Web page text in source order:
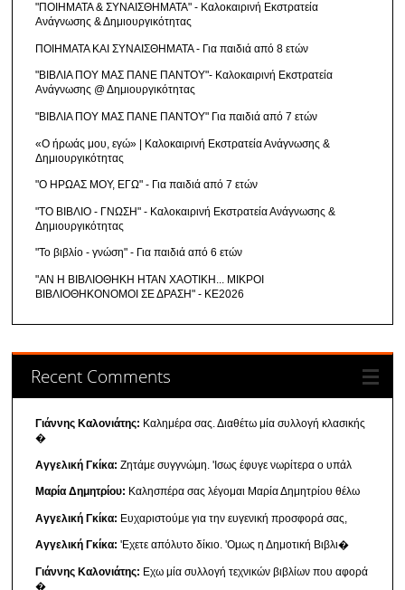
"ΠΟΙΗΜΑΤΑ & ΣΥΝΑΙΣΘΗΜΑΤΑ" - Καλοκαιρινή Εκστρατεία
Ανάγνωσης & Δημιουργικότητας
ΠΟΙΗΜΑΤΑ ΚΑΙ ΣΥΝΑΙΣΘΗΜΑΤΑ - Για παιδιά από 8 ετών
"ΒΙΒΛΙΑ ΠΟΥ ΜΑΣ ΠΑΝΕ ΠΑΝΤΟΥ"- Καλοκαιρινή Εκστρατεία
Ανάγνωσης @ Δημιουργικότητας
"ΒΙΒΛΙΑ ΠΟΥ ΜΑΣ ΠΑΝΕ ΠΑΝΤΟΥ" Για παιδιά από 7 ετών
«Ο ήρωάς μου, εγώ» | Καλοκαιρινή Εκστρατεία Ανάγνωσης &
Δημιουργικότητας
"Ο ΗΡΩΑΣ ΜΟΥ, ΕΓΩ" - Για παιδιά από 7 ετών
"ΤΟ ΒΙΒΛΙΟ - ΓΝΩΣΗ" - Καλοκαιρινή Εκστρατεία Ανάγνωσης &
Δημιουργικότητας
"Το βιβλίο - γνώση" - Για παιδιά από 6 ετών
"ΑΝ Η ΒΙΒΛΙΟΘΗΚΗ ΗΤΑΝ ΧΑΟΤΙΚΗ... ΜΙΚΡΟΙ
ΒΙΒΛΙΟΘΗΚΟΝΟΜΟΙ ΣΕ ΔΡΑΣΗ" - ΚΕ2026
Recent Comments
Γιάννης Καλονιάτης: Καλημέρα σας. Διαθέτω μία συλλογή κλασικής
�
Αγγελική Γκίκα: Ζητάμε συγγνώμη. 'Ισως έφυγε νωρίτερα ο υπάλ
Μαρία Δημητρίου: Καλησπέρα σας λέγομαι Μαρία Δημητρίου θέλω
Αγγελική Γκίκα: Ευχαριστούμε για την ευγενική προσφορά σας,
Αγγελική Γκίκα: 'Εχετε απόλυτο δίκιο. 'Ομως η Δημοτική Βιβλι�
Γιάννης Καλονιάτης: Εχω μία συλλογή τεχνικών βιβλίων που αφορά
�